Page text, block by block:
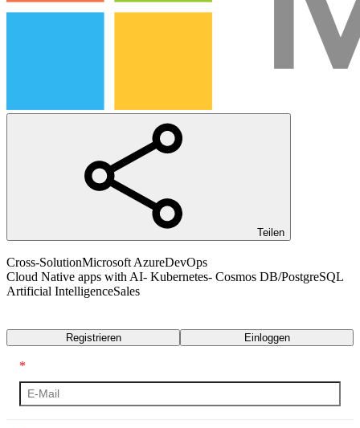
Teilen
Cross-SolutionMicrosoft AzureDevOps
Cloud Native apps with AI- Kubernetes- Cosmos DB/PostgreSQL
Artificial IntelligenceSales
Registrieren Einloggen
*